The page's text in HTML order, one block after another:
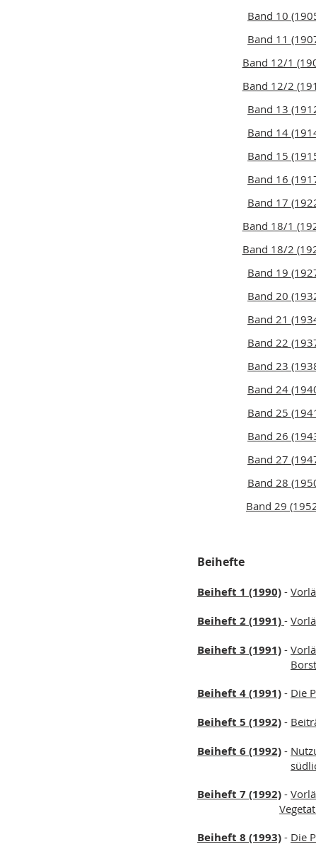
Band 10
Band 11
Band 12/1
Band 12/2
Band 13
Band 14
Band 15
Band 16
Band 17
Band 18/1
Band 18/2
Band 19
Band 20
Band 21
Band 22
Band 23
Band 24
Band 25
Band 26
Band 27
Band 28
Band 29
Beihefte
Beiheft 1 (1990) -
Beiheft 2 (1991) -
Beiheft 3 (1991) -
Beiheft 4 (1991) - Die
Beiheft 5 (1992) -
Beiheft 6 (1992) -
Beiheft 7 (1992) -
Beiheft 8 (1993) - Die